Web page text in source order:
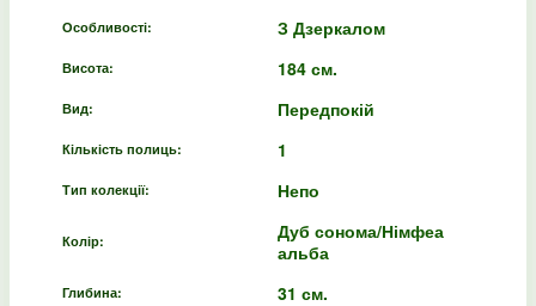
Особливості: З Дзеркалом
Висота: 184 см.
Вид: Передпокій
Кількість полиць: 1
Тип колекції: Непо
Колір:
Дуб сонома/Німфеа
альба
Глибина: 31 см.